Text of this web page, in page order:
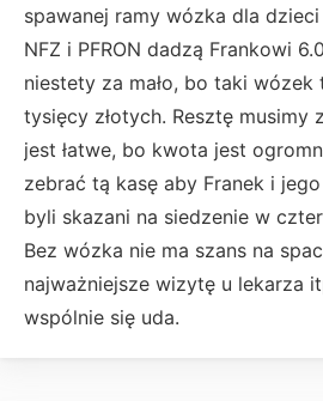
spawanej ramy wózka dla dzieci
NFZ i PFRON dadzą Frankowi
niestety za mało, bo taki wózek
tysięcy złotych. Resztę musimy
jest łatwe, bo kwota jest
zebrać tą kasę aby Franek i
byli skazani na siedzenie w
Bez wózka nie ma szans na
najważniejsze wizytę u lekarza
wspólnie się uda.